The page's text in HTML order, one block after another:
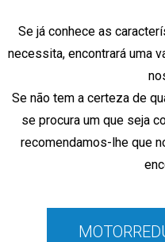
Se já conhece as
necessita, encontrará uma
Se não tem a certeza de
se procura um que seja
recomendamos-lhe que